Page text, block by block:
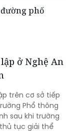
ở Nghệ An
trên cơ sở tiếp
Phổ thông
sau khi trường
tục giải thể
luật.